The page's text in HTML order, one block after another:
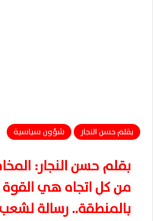
بقلم حسن النجار شؤون سياسية
بقلم حسن النجار:
من كل اتجاه هي القوة
بالمنطقة.. رسالة